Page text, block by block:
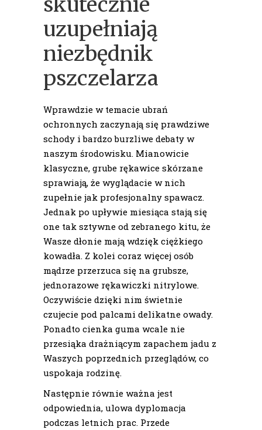
uzupełniają
niezbędnik
pszczelarza
Wprawdzie w temacie ubrań
ochronnych zaczynają się prawdziwe
schody i bardzo burzliwe debaty w
naszym środowisku. Mianowicie
klasyczne, grube rękawice skórzane
sprawiają, że wyglądacie w nich
zupełnie jak profesjonalny spawacz.
Jednak po upływie miesiąca stają się
one tak sztywne od zebranego kitu, że
Wasze dłonie mają wdzięk ciężkiego
kowadła. Z kolei coraz więcej osób
mądrze przerzuca się na grubsze,
jednorazowe rękawiczki nitrylowe.
Oczywiście dzięki nim świetnie
czujecie pod palcami delikatne owady.
Ponadto cienka guma wcale nie
przesiąka drażniącym zapachem jadu z
Waszych poprzednich przeglądów, co
uspokaja rodzinę.
Następnie równie ważna jest
odpowiednia, ulowa dyplomacja
podczas letnich prac. Przede